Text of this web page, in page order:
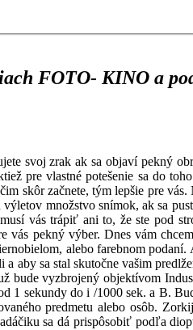
FOTO- KINO a
svoj zrak ak sa objaví pekný
pre vlastné potešenie sa do
skôr začnete, tým lepšie pre
množstvo snímok, ak sa
vás trápiť ani to, že ste pod
pekný výber. Dnes vám
alebo farebnom
sa stal skutočne vašim
vyzbrojený objektívom
sekundy do i /1000 sek. a B.
predmetu alebo osôb.
sa dá prispôsobiť podľa